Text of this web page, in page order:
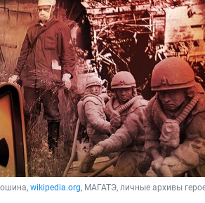
wikipedia.org, МАГАТЭ, личные архивы